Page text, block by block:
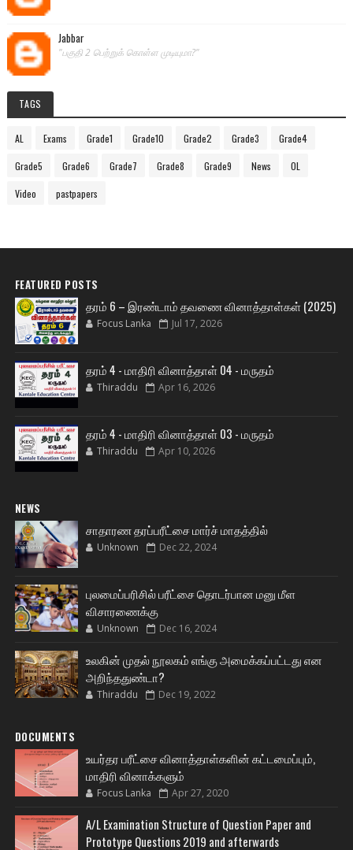
Jabbar
"பகுதி 2 பெற்றுக் கொள்ள முடியுமா?"
TAGS
AL Exams Grade1 Grade10 Grade2 Grade3 Grade4
Grade5 Grade6 Grade7 Grade8 Grade9 News OL
Video pastpapers
FEATURED POSTS
தரம் 6 – இரண்டாம் தவணை வினாத்தாள்கள் (2025)
Focus Lanka Jul 17, 2026
தரம் 4 - மாதிரி வினாத்தாள் 04 - மருதம்
Thiraddu Apr 16, 2026
தரம் 4 - மாதிரி வினாத்தாள் 03 - மருதம்
Thiraddu Apr 10, 2026
NEWS
சாதாரண தரப்பரீட்சை மார்ச் மாதத்தில்
Unknown Dec 22, 2024
புலமைப்பரிசில் பரீட்சை தொடர்பான மனு மீள
விசாரணைக்கு
Unknown Dec 16, 2024
உலகின் முதல் நூலகம் எங்கு அமைக்கப்பட்டது என
அறிந்ததுண்டா?
Thiraddu Dec 19, 2022
DOCUMENTS
உயர்தர பரீட்சை வினாத்தாள்களின் கட்டமைப்பும்,
மாதிரி வினாக்களும்
Focus Lanka Apr 27, 2020
A/L Examination Structure of Question Paper and
Prototype Questions 2019 and afterwards